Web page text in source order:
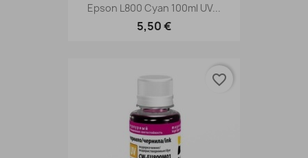
Epson L800 Cyan 100ml UV...
5,50 €
favorite_border